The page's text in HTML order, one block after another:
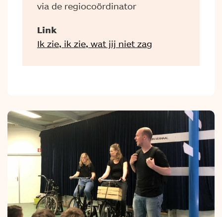
via de regiocoördinator
Link
Ik zie, ik zie, wat jij niet zag